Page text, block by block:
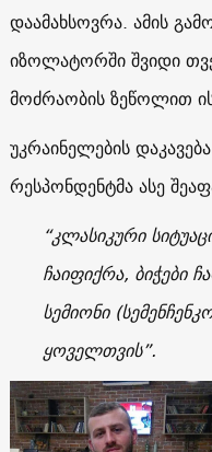
დაამახსოვრა. ამის
იზოლატორში შვიდი
მოძრაობის ზეწოლით
უკრაინელების
რესპონდენტმა ასე
“კლასიკური
ჩაიფიქრა, ბიჭები
სემიონი
ყოველთვის”.